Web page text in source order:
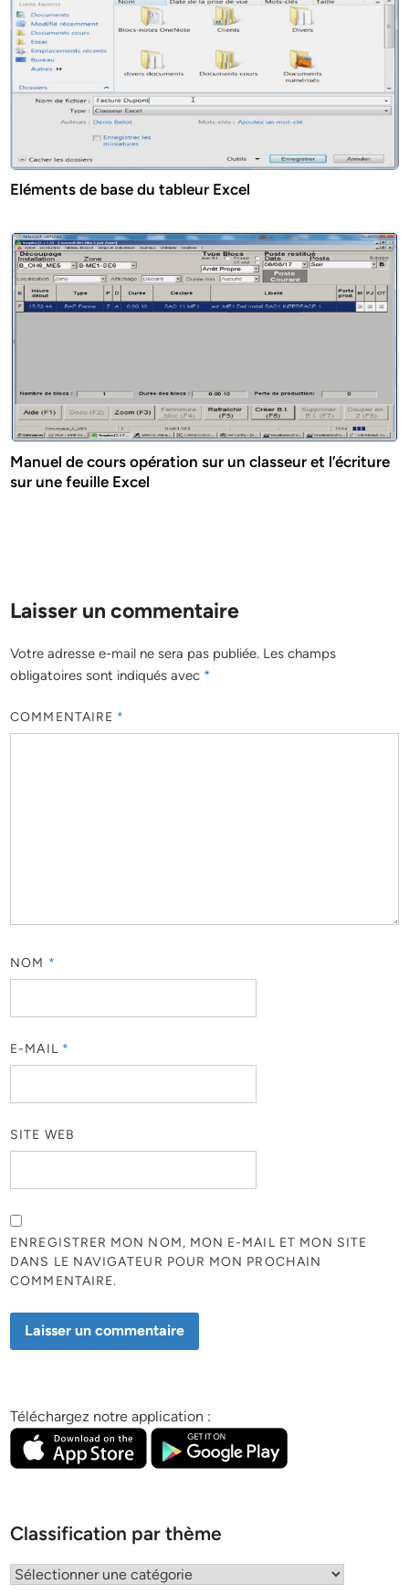
Eléments de base du tableur Excel
Manuel de cours opération sur un classeur et l’écriture
sur une feuille Excel
Laisser un commentaire
Votre adresse e-mail ne sera pas publiée. Les champs
obligatoires sont indiqués avec *
COMMENTAIRE *
NOM *
E-MAIL *
SITE WEB
ENREGISTRER MON NOM, MON E-MAIL ET MON SITE
DANS LE NAVIGATEUR POUR MON PROCHAIN
COMMENTAIRE.
Téléchargez notre application :
Classification par thème
Classification